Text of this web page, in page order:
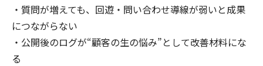
・質問が増えても、回遊・問い合わせ導線が弱いと成果
につながらない
・公開後のログが“顧客の生の悩み”として改善材料にな
る